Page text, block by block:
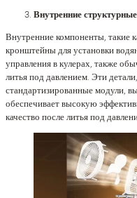
Внутренние
Внутренние компоненты, такие
кронштейны для установки
управления в кулерах, также
литья под давлением. Эти
стандартизированные модули,
обеспечивает высокую
качество после литья под